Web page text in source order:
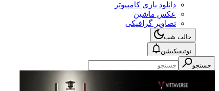
دانلود بازی کامپیوتر
عکس ماشین
تصاویر گرافیکی
حالت شب
نوتیفیکیشن
جستجو